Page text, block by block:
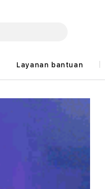
Layanan bantuan